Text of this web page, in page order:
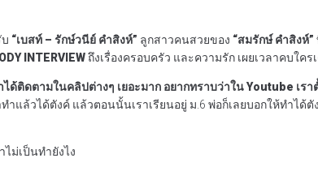
“เบสท์ – รักษ์วนีย์ คำสิงห์” ลูกสาวคนสวยของ “สมรักษ์ คำสิงห์”
INTERVIEWถึงเรื่องครอบครัว และความรัก เผยเวลาคบใ
ติดตามในคลิปต่างๆ เยอะมาก อยากทราบว่าใน Youtube เร
ำแล้วได้ตังค์ แล้วตอนนั้นเราเรียนอยู่ ม.6 พ่อก็เลยบอกให้ทำ
ม่เป็นทำยังไง